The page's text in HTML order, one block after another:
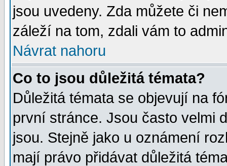
jsou uvedeny. Zda můžete či
záleží na tom, zdali vám to
Návrat nahoru
Co to jsou důležitá témata?
Důležitá témata se objevují na
první stránce. Jsou často velmi
jsou. Stejně jako u oznámení
mají právo přidávat důležitá